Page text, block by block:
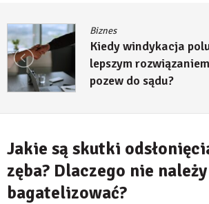
Biznes
Kiedy windykacja
lepszym
pozew do sądu?
Jakie są skutki
zęba? Dlaczego nie
bagatelizować?